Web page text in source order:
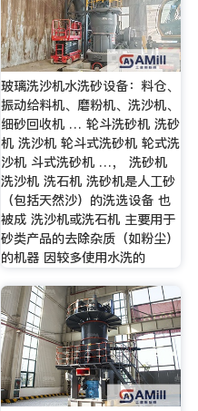
玻璃洗沙机水洗砂设备：料仓、
振动给料机、磨粉机、洗沙机、
细砂回收机 … 轮斗洗砂机 洗砂
机 洗沙机 轮斗式洗砂机 轮式洗
沙机 斗式洗砂机 …， 洗砂机
洗沙机 洗石机 洗砂机是人工砂
（包括天然沙）的洗选设备 也
被成 洗沙机或洗石机 主要用于
砂类产品的去除杂质（如粉尘）
的机器 因较多使用水洗的